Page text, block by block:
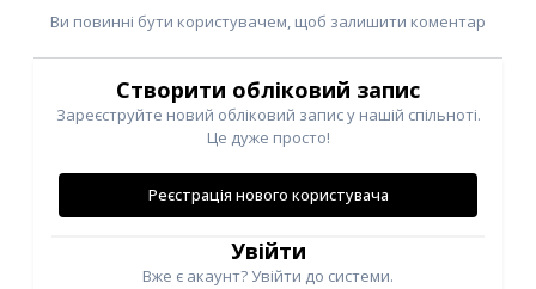
Ви повинні бути користувачем, щоб залишити коментар
Створити обліковий запис
Зареєструйте новий обліковий запис у нашій спільноті.
Це дуже просто!
Реєстрація нового користувача
Увійти
Вже є акаунт? Увійти до системи.